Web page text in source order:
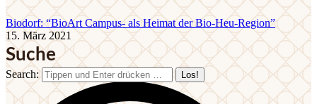
Biodorf: “BioArt Campus- als Heimat der Bio-Heu-Region”
15. März 2021
Suche
Search: